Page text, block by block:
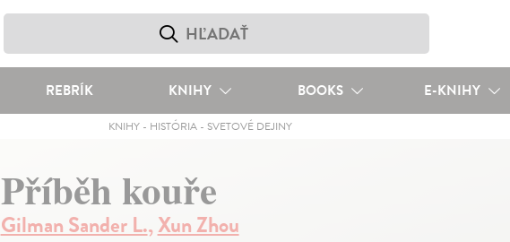
REBRÍK KNIHY BOOKS E-KNIHY
KNIHY - HISTÓRIA - SVETOVÉ DEJINY
Příběh kouře
Gilman Sander L.,Xun Zhou